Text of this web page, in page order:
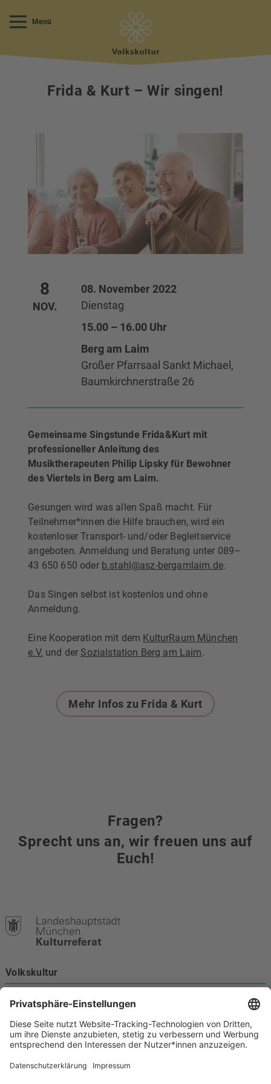
Menü
Frida & Kurt – Wir singen!
8
NOV.
08. November 2022
Dienstag
15.00 – 16.00 Uhr
Berg am Laim
Großer Pfarrsaal Sankt Michael,
Baumkirchnerstraße 26
Gemeinsame Singstunde Frida&Kurt mit
professioneller Anleitung des
Musiktherapeuten Philip Lipsky für Bewohner
des Viertels in Berg am Laim.
Gesungen wird was allen Spaß macht. Für
Teilnehmer*innen die Hilfe brauchen, wird ein
kostenloser Transport- und/oder Begleitservice
angeboten. Anmeldung und Beratung unter 089–
43 650 650 oder b.stahl@asz-bergamlaim.de.
Das Singen selbst ist kostenlos und ohne
Anmeldung.
Eine Kooperation mit dem KulturRaum München
e.V. und der Sozialstation Berg am Laim.
Mehr Infos zu Frida & Kurt
Fragen?
Sprecht uns an, wir freuen uns auf
Euch!
Volkskultur
80331 München
Kontakt
089 233-21172
volkskultur@muenchen.de